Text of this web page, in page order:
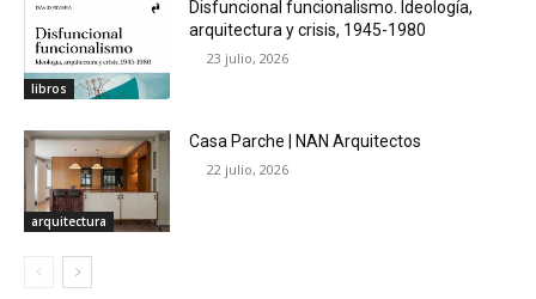
libros
Disfuncional funcionalismo. Ideología,
arquitectura y crisis, 1945-1980
23 julio, 2026
arquitectura
Casa Parche | NAN Arquitectos
22 julio, 2026